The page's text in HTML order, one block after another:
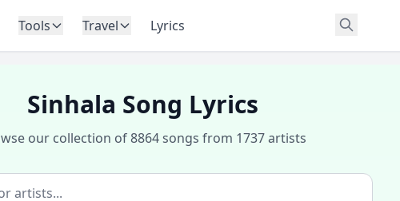
Tools Travel Lyrics
Sinhala Song Lyrics
our collection of 8864 songs from 1737 artists